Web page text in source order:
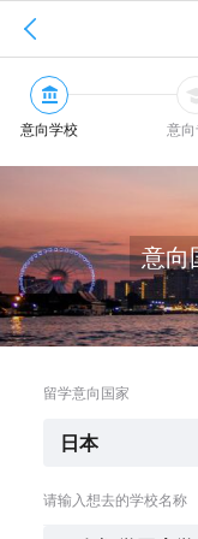


意向学校 意
意向
留学意向国家
日本
请输入想去的学校名称